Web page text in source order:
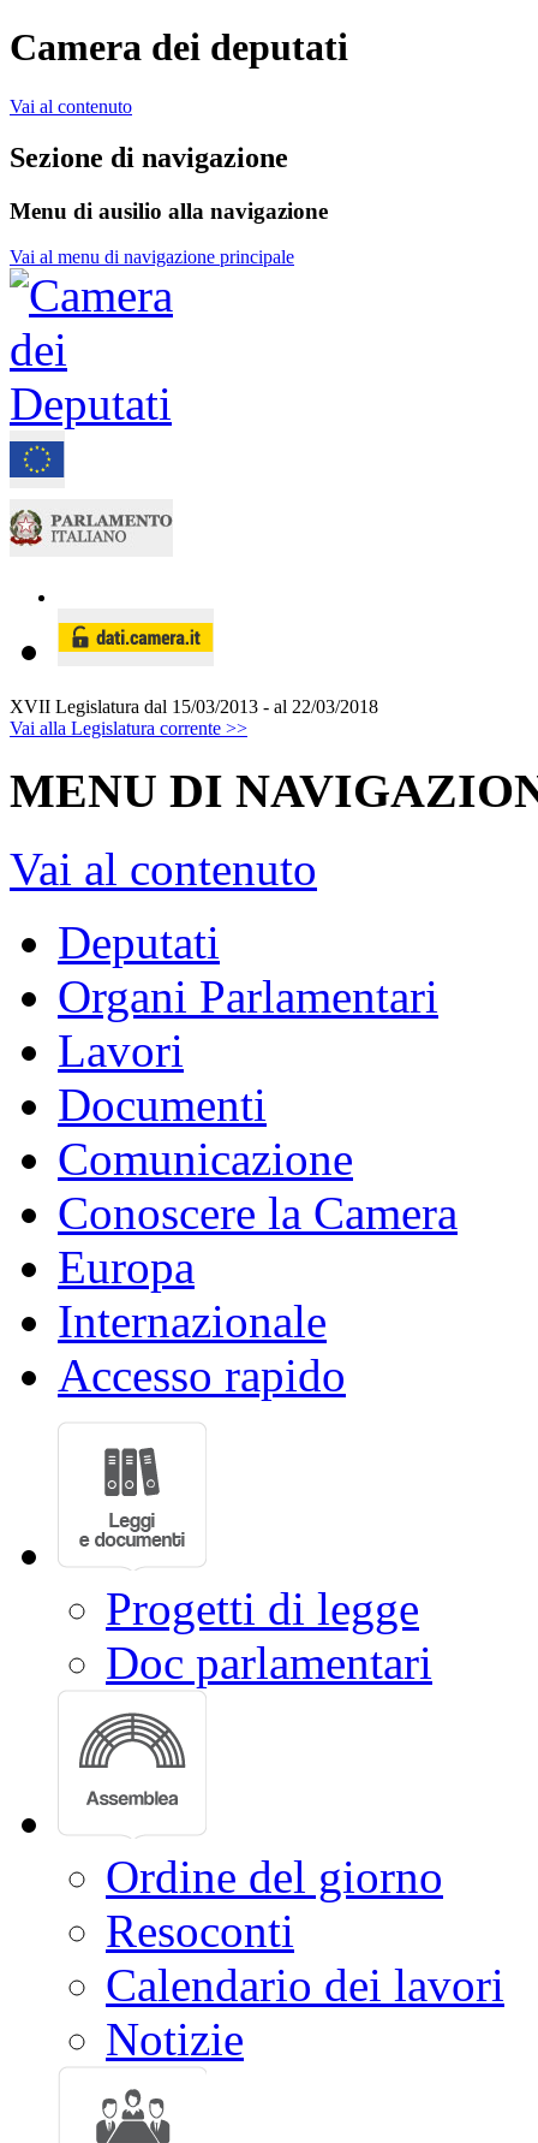
Camera dei deputati
Vai al contenuto
Sezione di navigazione
Menu di ausilio alla navigazione
Vai al menu di navigazione principale
XVII Legislatura dal 15/03/2013 - al 22/03/2018
Vai alla Legislatura corrente >>
MENU DI
Vai al contenuto
Deputati
Organi Parlamentari
Lavori
Documenti
Comunicazione
Conoscere la Camera
Europa
Internazionale
Accesso rapido
Progetti di legge
Doc parlamentari
Ordine del giorno
Resoconti
Calendario dei lavori
Notizie